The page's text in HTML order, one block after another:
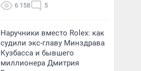
6 158 5
Наручники вместо Rolex: как
судили экс-главу Минздрава
Кузбасса и бывшего
миллионера Дмитрия